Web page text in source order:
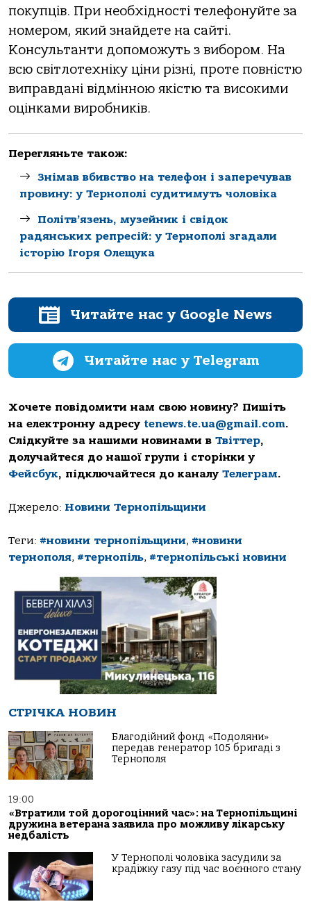
покупців. При необхідності телефонуйте за
номером, який знайдете на сайті.
Консультанти допоможуть з вибором. На
всю світлотехніку ціни різні, проте повністю
виправдані відмінною якістю та високими
оцінками виробників.
Перегляньте також:
Знімав вбивство на телефон і заперечував
провину: у Тернополі судитимуть чоловіка
Політв’язень, музейник і свідок
радянських репресій: у Тернополі згадали
історію Ігоря Олещука
Читайте нас у Google News
Читайте нас у Telegram
Хочете повідомити нам свою новину? Пишіть
на електронну адресу tenews.te.ua@gmail.com.
Слідкуйте за нашими новинами в Твіттер,
долучайтеся до нашої групи і сторінки у
Фейсбук, підключайтеся до каналу Телеграм.
Джерело: Новини Тернопільщини
Теги: #новини тернопільщини, #новини
тернополя, #тернопіль, #тернопільські новини
СТРІЧКА НОВИН
Благодійний фонд «Подоляни»
передав генератор 105 бригаді з
Тернополя
19:00
«Втратили той дорогоцінний час»: на Тернопільщині
дружина ветерана заявила про можливу лікарську
недбалість
У Тернополі чоловіка засудили за
крадіжку газу під час воєнного стану